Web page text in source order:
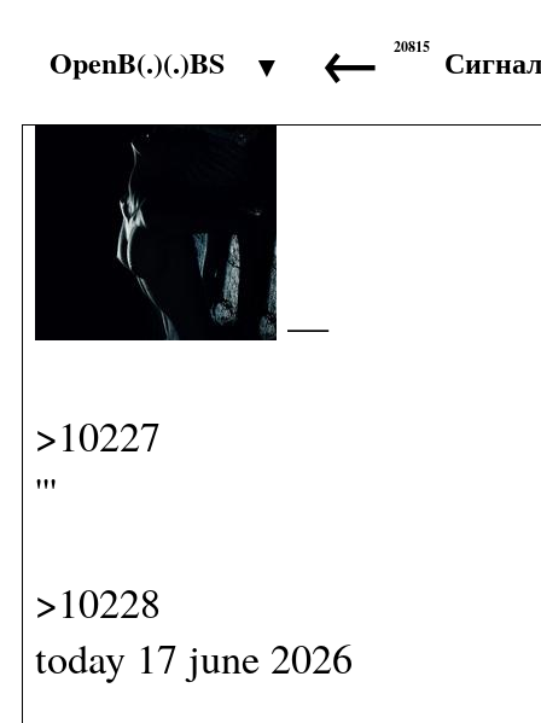
OpenB(.)(.)BS ▼ ← Сигнал
20815
>10226
—
>10227
'''
>10228
today 17 june 2026